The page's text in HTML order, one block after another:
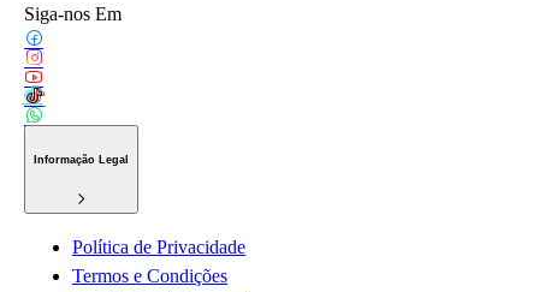
Siga-nos Em
Informação Legal
Política de Privacidade
Termos e Condições